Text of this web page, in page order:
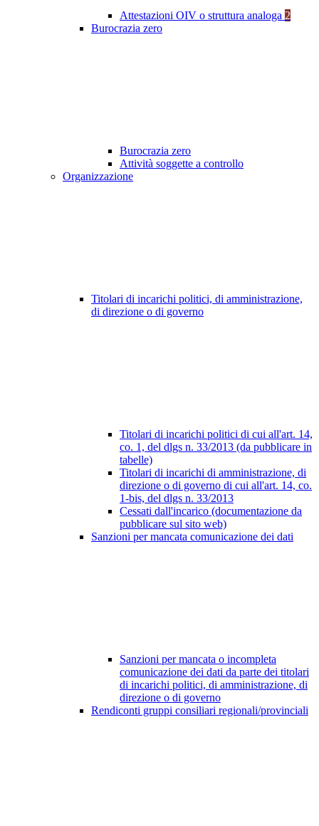
Attestazioni OIV o struttura analoga 2
Burocrazia zero
Burocrazia zero
Attività soggette a controllo
Organizzazione
Titolari di incarichi politici, di amministrazione,
di direzione o di governo
Titolari di incarichi politici di cui all'art. 14,
co. 1, del dlgs n. 33/2013 (da pubblicare in
tabelle)
Titolari di incarichi di amministrazione, di
direzione o di governo di cui all'art. 14, co.
1-bis, del dlgs n. 33/2013
Cessati dall'incarico (documentazione da
pubblicare sul sito web)
Sanzioni per mancata comunicazione dei dati
Sanzioni per mancata o incompleta
comunicazione dei dati da parte dei titolari
di incarichi politici, di amministrazione, di
direzione o di governo
Rendiconti gruppi consiliari regionali/provinciali